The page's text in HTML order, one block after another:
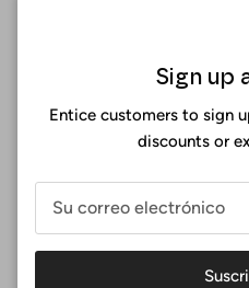
Sign up
Entice customers to sign
discounts or